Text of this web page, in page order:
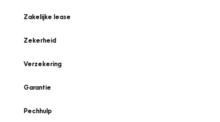
Zakelijke lease
Zekerheid
Verzekering
Garantie
Pechhulp